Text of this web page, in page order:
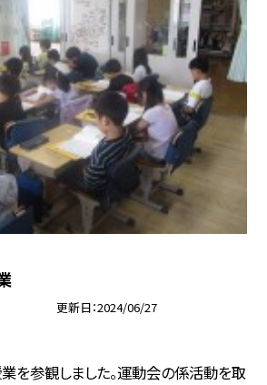
更新日 2024/06/27
を参観しました。運動会の係活動を取